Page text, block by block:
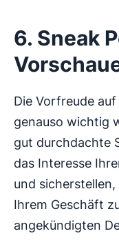
6. Sneak
Die Vorfreude
genauso wichtig
gut durchdachte
das Interesse
und
Ihrem Geschäft
angekündigten